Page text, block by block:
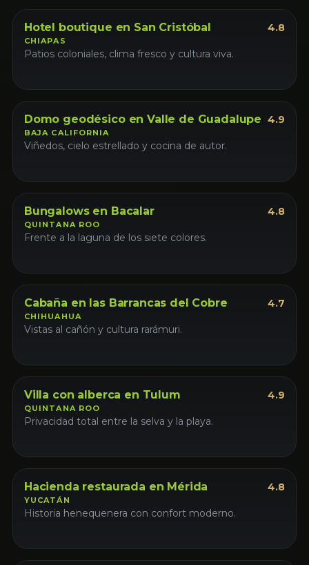
Hotel boutique en San Cristóbal 4.8
CHIAPAS
Patios coloniales, clima fresco y cultura viva.
Romántico
Domo geodésico en Valle de Guadalupe 4.9
BAJA CALIFORNIA
Viñedos, cielo estrellado y cocina de autor.
Bungalows en Bacalar 4.8
QUINTANA ROO
Frente a la laguna de los siete colores.
Cabaña en las Barrancas del Cobre 4.7
CHIHUAHUA
Vistas al cañón y cultura rarámuri.
Premium
Villa con alberca en Tulum 4.9
QUINTANA ROO
Privacidad total entre la selva y la playa.
Hacienda restaurada en Mérida 4.8
YUCATÁN
Historia henequenera con confort moderno.